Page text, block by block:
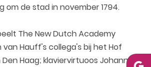
om de stad in november 1794.
The New Dutch Academy
van Hauff's collega's bij het Hof
Haag; klaviervirtuoos Johann